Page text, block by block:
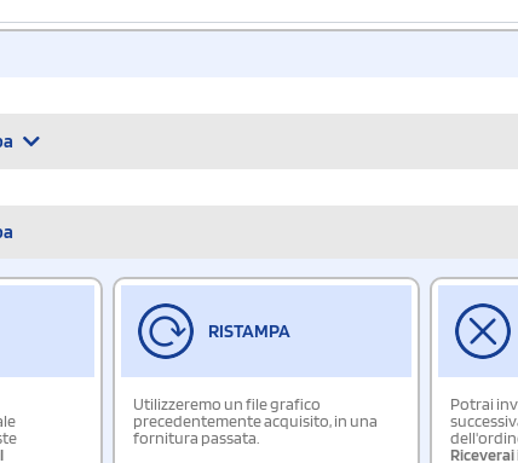
RISTAMPA
Utilizzeremo un file grafico
precedentemente acquisito, in una
fornitura passata.
Potrai